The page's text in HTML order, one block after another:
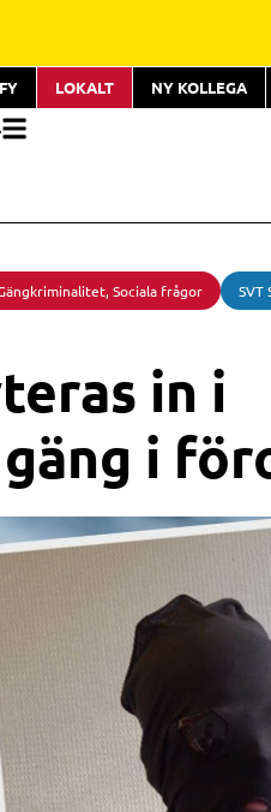
LOKALT NY KOLLEGA
,Sociala frågor SVT
in i
i